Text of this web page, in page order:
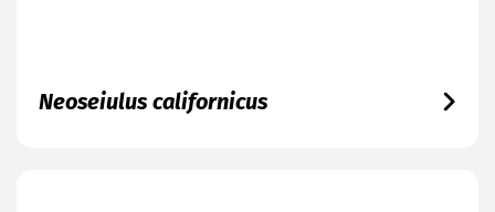
Neoseiulus californicus